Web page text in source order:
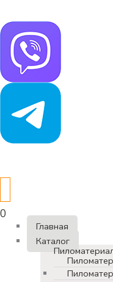
0
Главная
Каталог